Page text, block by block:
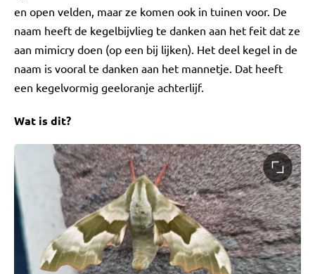
en open velden, maar ze komen ook in tuinen voor. De
naam heeft de kegelbijvlieg te danken aan het feit dat ze
aan mimicry doen (op een bij lijken). Het deel kegel in de
naam is vooral te danken aan het mannetje. Dat heeft
een kegelvormig geeloranje achterlijf.
Wat is dit?